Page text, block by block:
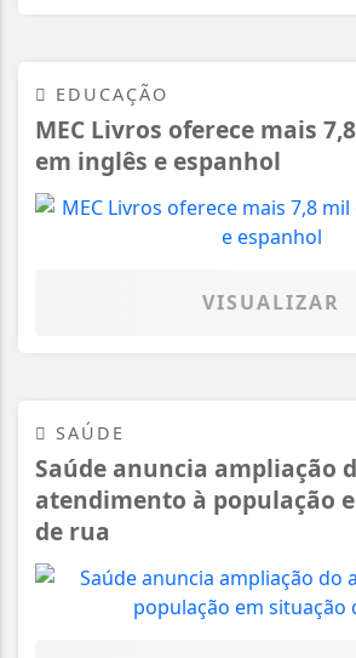
EDUCAÇÃO
MEC Livros oferece mais
em inglês e espanhol
VISUALIZAR
SAÚDE
Saúde anuncia ampliação
atendimento à população
de rua